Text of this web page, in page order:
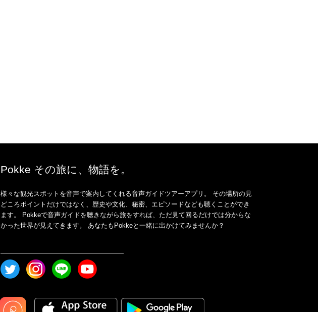
Pokke その旅に、物語を。
様々な観光スポットを音声で案内してくれる音声ガイドツアーアプリ。 その場所の見
どころポイントだけではなく、歴史や文化、秘密、エピソードなども聴くことができ
ます。 Pokkeで音声ガイドを聴きながら旅をすれば、ただ見て回るだけでは分からな
かった世界が見えてきます。 あなたもPokkeと一緒に出かけてみませんか？